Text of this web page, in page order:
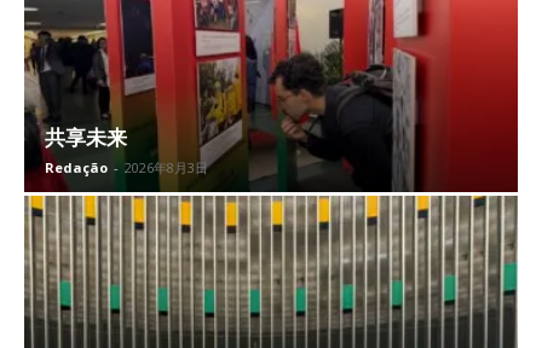
共享未来
Redação - 2026年8月3日